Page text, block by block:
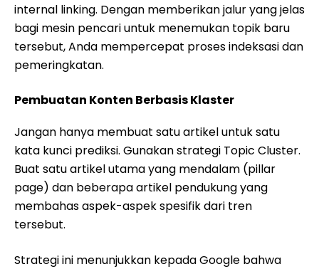
internal linking. Dengan memberikan jalur yang jelas
bagi mesin pencari untuk menemukan topik baru
tersebut, Anda mempercepat proses indeksasi dan
pemeringkatan.
Pembuatan Konten Berbasis Klaster
Jangan hanya membuat satu artikel untuk satu
kata kunci prediksi. Gunakan strategi Topic Cluster.
Buat satu artikel utama yang mendalam (pillar
page) dan beberapa artikel pendukung yang
membahas aspek-aspek spesifik dari tren
tersebut.
Strategi ini menunjukkan kepada Google bahwa